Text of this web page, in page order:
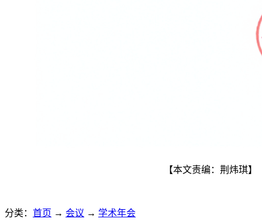
【本文责编：荆炜琪】
分类： 首页 → 会议 → 学术年会